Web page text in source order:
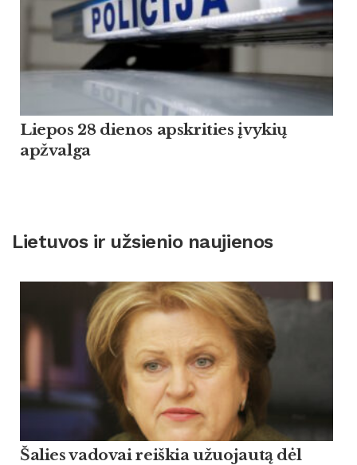
Liepos 28 dienos apskrities įvykių
apžvalga
Lietuvos ir užsienio naujienos
Šalies vadovai reiškia užuojautą dėl